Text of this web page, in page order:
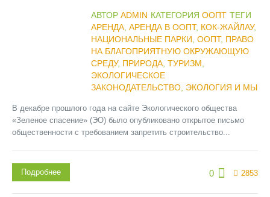
АВТОР ADMIN КАТЕГОРИЯ ООПТ ТЕГИ
АРЕНДА, АРЕНДА В ООПТ, КОК-ЖАЙЛАУ,
НАЦИОНАЛЬНЫЕ ПАРКИ ООПТ, ПРАВО
НА БЛАГОПРИЯТНУЮ ОКРУЖАЮЩУЮ
СРЕДУ, ПРИРОДА, ТУРИЗМ
ЭКОЛОГИЧЕСКОЕ
ЗАКОНОДАТЕЛЬСТВО, ЭКОЛОГИЯ И МЫ
В декабре прошлого года на сайте Экологического общества
«Зеленое спасение» (ЭО) было опубликовано открытое письмо
общественности с требованием запретить строительство...
0 2853
Подробнее